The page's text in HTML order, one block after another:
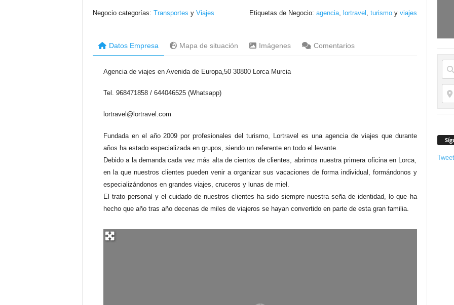
Negocio categorías: Transportes y Viajes Etiquetas de Negocio: agencia, lortravel , turismoy viajes
Datos Empresa Mapa de situación Imágenes Comentarios
Agencia de viajes en Avenida de Europa,50 30800 Lorca Murcia
Tel. 968471858 / 644046525 (Whatsapp)
lortravel@lortravel.com
Fundada en el año 2009 por profesionales del turismo, Lortravel es una agencia de viajes que durante
años ha estado especializada en grupos, siendo un referente en todo el levante.
Debido a la demanda cada vez más alta de cientos de clientes, abrimos nuestra primera oficina en Lorca,
en la que nuestros clientes pueden venir a organizar sus vacaciones de forma individual, formándonos y
especializándonos en grandes viajes, cruceros y lunas de miel.
El trato personal y el cuidado de nuestros clientes ha sido siempre nuestra seña de identidad, lo que ha
hecho que año tras año decenas de miles de viajeros se hayan convertido en parte de esta gran familia.